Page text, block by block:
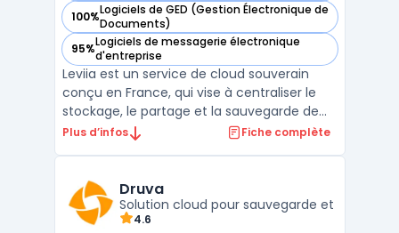
100%Logiciels de GED (Gestion Électronique de
Documents)
— voir Leviia dans cette catégorie
95%Logiciels de messagerie électronique
d'entreprise
— voir Leviia dans cette catégorie
Leviia est un service de cloud souverain
conçu en France, qui vise à centraliser le
stockage, le partage et la sauvegarde de
données pour des usages professionnels.
RGPD, ainsi que des certifications ISO 27001
et HDS (selo ...
Plus d’infos Fiche complète
Druva
Solution cloud pour sauvegarde et
4.6